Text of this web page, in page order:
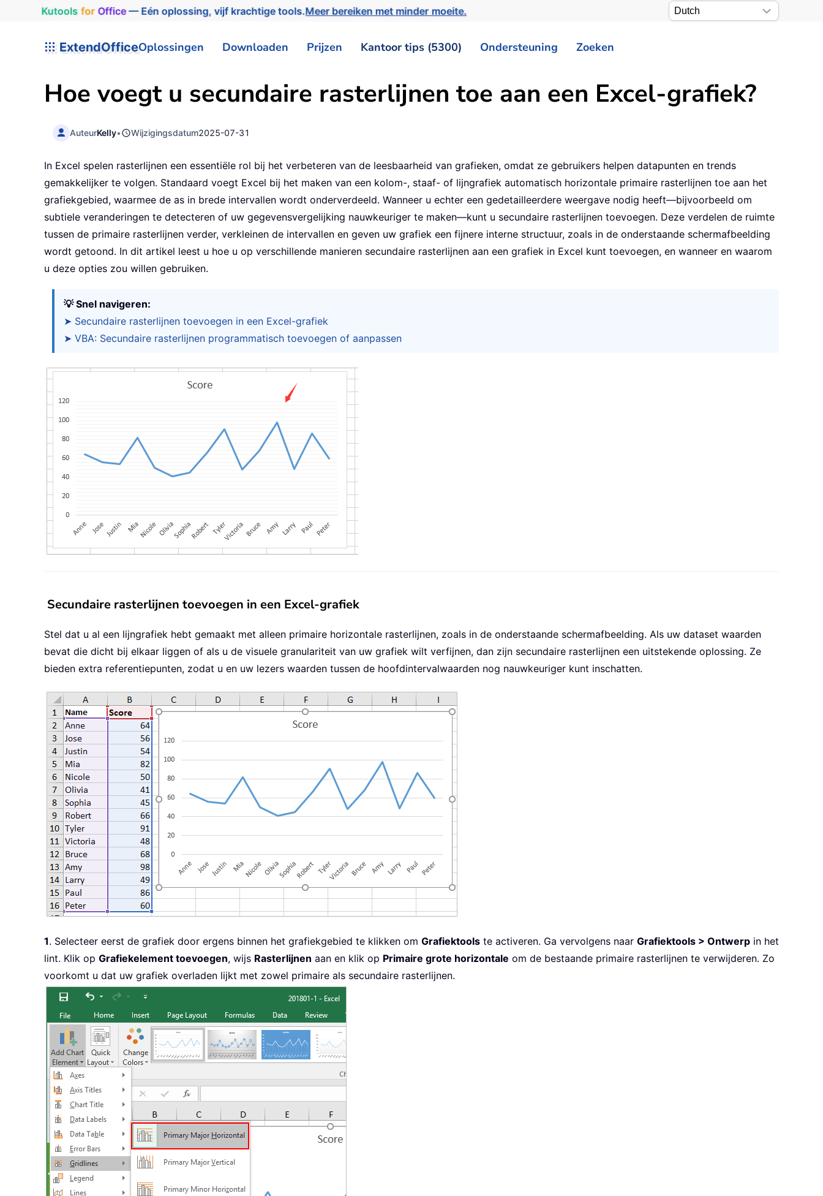
Kutools for Office— Eén oplossing, vijf krachtige tools.Meer bereiken met minder moeite.
ExtendOfficeOplossingen Downloaden Prijzen Kantoor tips (5300) Ondersteuning Zoeken
Hoe voegt u secundaire rasterlijnen toe aan een Excel-grafiek?
AuteurKelly• Wijzigingsdatum2025-07-31
In Excel spelen rasterlijnen een essentiële rol bij het verbeteren van de leesbaarheid van grafieken, omdat ze gebruikers helpen datapunten en trends
gemakkelijker te volgen. Standaard voegt Excel bij het maken van een kolom-, staaf- of lijngrafiek automatisch horizontale primaire rasterlijnen toe aan het
grafiekgebied, waarmee de as in brede intervallen wordt onderverdeeld. Wanneer u echter een gedetailleerdere weergave nodig heeft—bijvoorbeeld om
subtiele veranderingen te detecteren of uw gegevensvergelijking nauwkeuriger te maken—kunt u secundaire rasterlijnen toevoegen. Deze verdelen de ruimte
tussen de primaire rasterlijnen verder, verkleinen de intervallen en geven uw grafiek een fijnere interne structuur, zoals in de onderstaande schermafbeelding
wordt getoond. In dit artikel leest u hoe u op verschillende manieren secundaire rasterlijnen aan een grafiek in Excel kunt toevoegen, en wanneer en waarom
u deze opties zou willen gebruiken.
💡 Snel navigeren:
➤ Secundaire rasterlijnen toevoegen in een Excel-grafiek
➤ VBA: Secundaire rasterlijnen programmatisch toevoegen of aanpassen
Secundaire rasterlijnen toevoegen in een Excel-grafiek
Stel dat u al een lijngrafiek hebt gemaakt met alleen primaire horizontale rasterlijnen, zoals in de onderstaande schermafbeelding. Als uw dataset waarden
bevat die dicht bij elkaar liggen of als u de visuele granulariteit van uw grafiek wilt verfijnen, dan zijn secundaire rasterlijnen een uitstekende oplossing. Ze
bieden extra referentiepunten, zodat u en uw lezers waarden tussen de hoofdintervalwaarden nog nauwkeuriger kunt inschatten.
1. Selecteer eerst de grafiek door ergens binnen het grafiekgebied te klikken om Grafiektools te activeren. Ga vervolgens naar Grafiektools > Ontwerp in het
lint. Klik op Grafiekelement toevoegen, wijs Rasterlijnen aan en klik op Primaire grote horizontale om de bestaande primaire rasterlijnen te verwijderen. Zo
voorkomt u dat uw grafiek overladen lijkt met zowel primaire als secundaire rasterlijnen.